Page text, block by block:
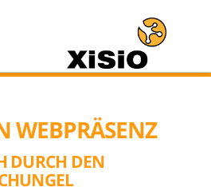
WEBPRÄSENZ
DURCH DEN